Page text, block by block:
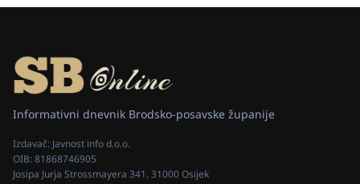
Informativni dnevnik Brodsko-posavske županije
Izdavač: Javnost info d.o.o.
OIB:81868746905
Josipa Jurja Strossmayera 341, 31000 Osijek